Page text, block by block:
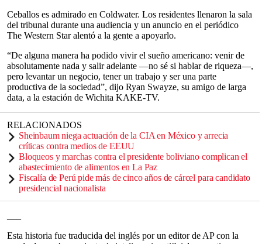
Ceballos es admirado en Coldwater. Los residentes llenaron la sala
del tribunal durante una audiencia y un anuncio en el periódico
The Western Star alentó a la gente a apoyarlo.
“De alguna manera ha podido vivir el sueño americano: venir de
absolutamente nada y salir adelante —no sé si hablar de riqueza—,
pero levantar un negocio, tener un trabajo y ser una parte
productiva de la sociedad”, dijo Ryan Swayze, su amigo de larga
data, a la estación de Wichita KAKE-TV.
RELACIONADOS
Sheinbaum niega actuación de la CIA en México y arrecia
críticas contra medios de EEUU
Bloqueos y marchas contra el presidente boliviano complican el
abastecimiento de alimentos en La Paz
Fiscalía de Perú pide más de cinco años de cárcel para candidato
presidencial nacionalista
Esta historia fue traducida del inglés por un editor de AP con la